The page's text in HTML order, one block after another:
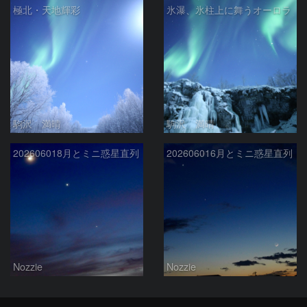
極北・天地輝彩
駒沢 満晴
氷瀑、氷柱上に舞うオーロラ
駒沢 満晴
202606018月とミニ惑星直列
Nozzie
202606016月とミニ惑星直列
Nozzie